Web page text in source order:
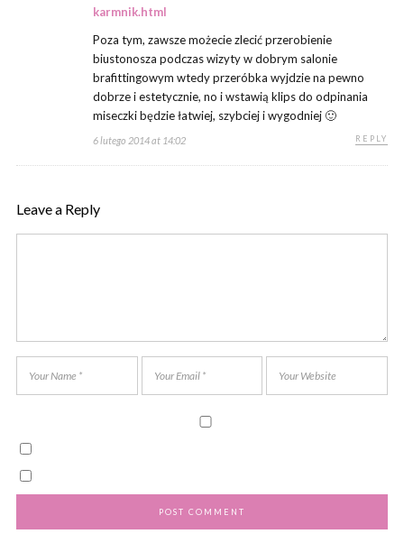
karmnik.html
Poza tym, zawsze możecie zlecić przerobienie
biustonosza podczas wizyty w dobrym salonie
brafittingowym wtedy przeróbka wyjdzie na pewno
dobrze i estetycznie, no i wstawią klips do odpinania
miseczki będzie łatwiej, szybciej i wygodniej 🙂
6 lutego 2014 at 14:02 REPLY
Leave a Reply